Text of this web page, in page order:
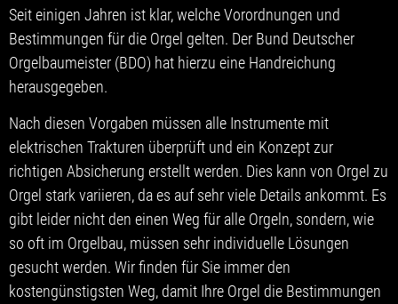
Seit einigen Jahren ist klar, welche Vorordnungen und
Bestimmungen für die Orgel gelten. Der Bund Deutscher
Orgelbaumeister (BDO) hat hierzu eine Handreichung
herausgegeben.
Nach diesen Vorgaben müssen alle Instrumente mit
elektrischen Trakturen überprüft und ein Konzept zur
richtigen Absicherung erstellt werden. Dies kann von Orgel zu
Orgel stark variieren, da es auf sehr viele Details ankommt. Es
gibt leider nicht den einen Weg für alle Orgeln, sondern, wie
so oft im Orgelbau, müssen sehr individuelle Lösungen
gesucht werden. Wir finden für Sie immer den
kostengünstigsten Weg, damit Ihre Orgel die Bestimmungen